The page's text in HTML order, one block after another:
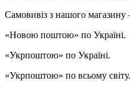
Самовивіз з нашого
«Новою поштою» по Україні.
«Укрпоштою» по Україні.
«Укрпоштою» по всьому світу.